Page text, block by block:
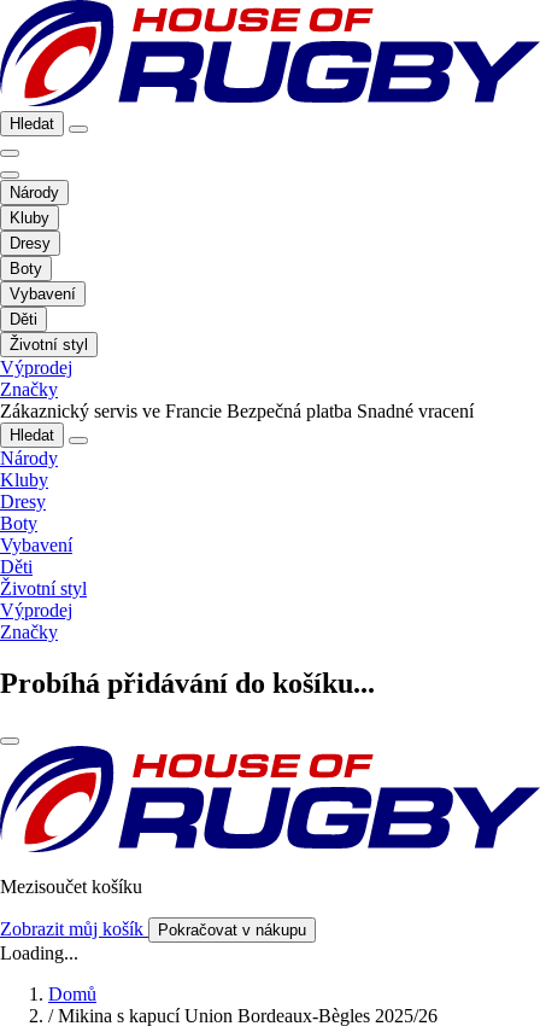
Hledat
Národy
Kluby
Dresy
Boty
Vybavení
Děti
Životní styl
Výprodej
Značky
Zákaznický servis ve Francie Bezpečná platba Snadné vracení
Hledat
Národy
Kluby
Dresy
Boty
Vybavení
Děti
Životní styl
Výprodej
Značky
Probíhá přidávání do košíku...
Mezisoučet košíku
Zobrazit můj košík Pokračovat v nákupu
Loading...
Domů
/ Mikina s kapucí Union Bordeaux-Bègles 2025/26